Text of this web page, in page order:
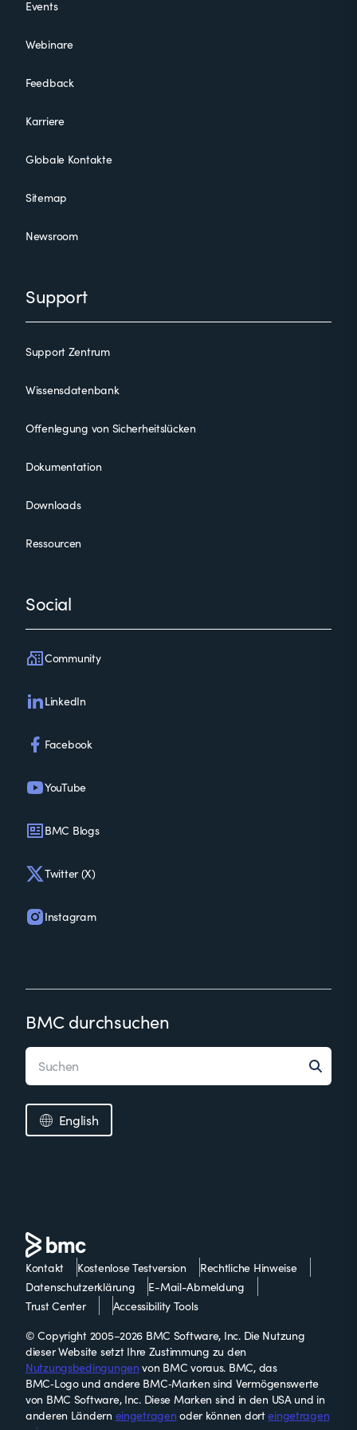
Events
Webinare
Feedback
Karriere
Globale Kontakte
Sitemap
Newsroom
Support
Support Zentrum
Wissensdatenbank
Offenlegung von Sicherheitslücken
Dokumentation
Downloads
Ressourcen
Social
Community
LinkedIn
Facebook
YouTube
BMC Blogs
Twitter (X)
Instagram
BMC durchsuchen
English
Kontakt Kostenlose Testversion
Rechtliche Hinweise
Datenschutzerklärung
E-Mail-Abmeldung
Trust Center
Accessibility Tools
© Copyright 2005–2026 BMC Software, Inc. Die Nutzung
dieser Website setzt Ihre Zustimmung zu den
Nutzungsbedingungen von BMC voraus. BMC, das
BMC‑Logo und andere BMC‑Marken sind Vermögenswerte
von BMC Software, Inc. Diese Marken sind in den USA und in
anderen Ländern eingetragen oder können dorteingetragen